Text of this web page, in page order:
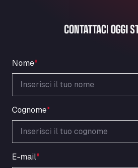
Nellinger Str. 24, 89188
ARAL Tankstelle - XXL
GmbH
Obernburger Str. 127, 63811
Ardleigh South Services
a120 westbound, CO77SL
Area 47 Hermanos Rico
Autovia A4 km 47, 28300
Area de Servicio Agetrans
CONTATTACI OGGI
Nome*
Cognome*
E-mail*